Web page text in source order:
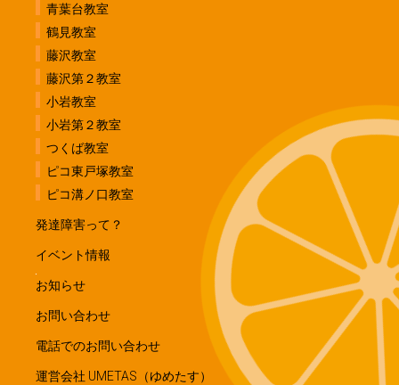
青葉台教室
鶴見教室
藤沢教室
藤沢第２教室
小岩教室
小岩第２教室
つくば教室
ピコ東戸塚教室
ピコ溝ノ口教室
発達障害って？
イベント情報
お知らせ
お問い合わせ
電話でのお問い合わせ
運営会社 UMETAS（ゆめたす）